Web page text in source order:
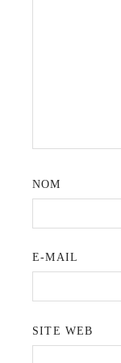
NOM
E-MAIL
SITE WEB